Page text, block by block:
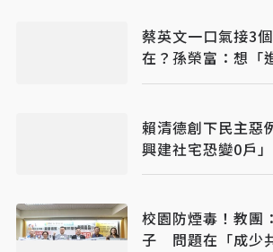
蔡英文一口氣接3
在？孫榮富：想「
賴清德創下民主惡
興建社宅恐變0戶
偏概全
校園防煙毒！教團
子 問題在「成少